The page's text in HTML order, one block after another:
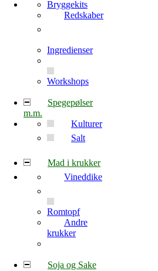
Bryggekits
Redskaber
Ingredienser
Workshops
Spegepølser
m.m.
Kulturer
Salt
Mad i krukker
Vineddike
Romtopf
Andre
krukker
Soja og Sake